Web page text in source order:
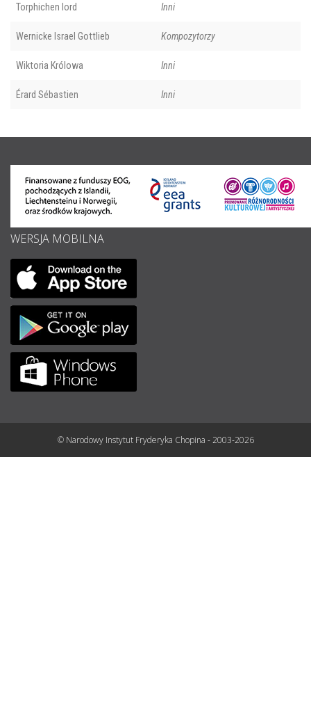
Torphichen lord Inni
Wernicke Israel Gottlieb Kompozytorzy
Wiktoria Królowa Inni
Érard Sébastien Inni
WERSJA MOBILNA
© Narodowy Instytut Fryderyka Chopina - 2003-2026